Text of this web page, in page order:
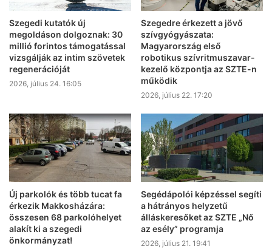
Szegedi kutatók új
megoldáson dolgoznak: 30
millió forintos támogatással
vizsgálják az intim szövetek
regenerációját
2026, július 24. 16:05
Szegedre érkezett a jövő
szívgyógyászata:
Magyarország első
robotikus szívritmuszavar-
kezelő központja az SZTE-n
működik
2026, július 22. 17:20
Új parkolók és több tucat fa
érkezik Makkosházára:
összesen 68 parkolóhelyet
alakít ki a szegedi
önkormányzat!
Segédápolói képzéssel segíti
a hátrányos helyzetű
álláskeresőket az SZTE „Nő
az esély” programja
2026, július 21. 19:41